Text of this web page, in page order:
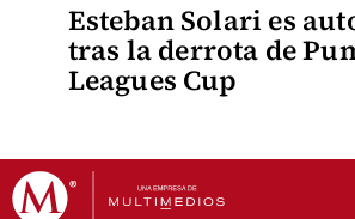
Esteban Solari es
tras la derrota de
Leagues Cup